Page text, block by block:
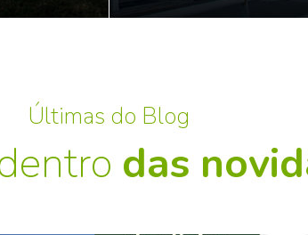
Últimas do Blog
das